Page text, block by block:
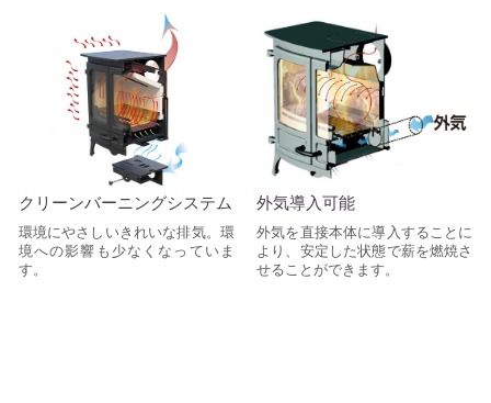
クリーンバーニングシステム
環境にやさしいきれいな排気。環
境への影響も少なくなっていま
す。
外気導入可能
外気を直接本体に導入することに
より、安定した状態で薪を燃焼さ
せることができます。